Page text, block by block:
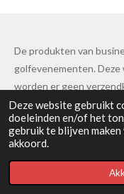
Deze website gebruikt
doeleinden en/of het
gebruik te blijven
akkoord.
De produkten van
golfevenementen.
worden er geen
deze producten geeft u
algemene voorwaarden.
© 2024 18 Greens Golf,